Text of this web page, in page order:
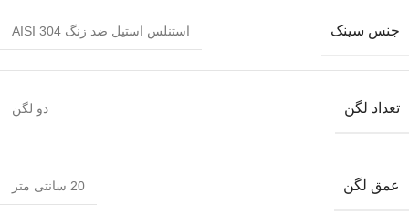
جنس سینک استنلس استیل ضد زنگ AISI 304
تعداد لگن دو لگن
عمق لگن 20 سانتی متر